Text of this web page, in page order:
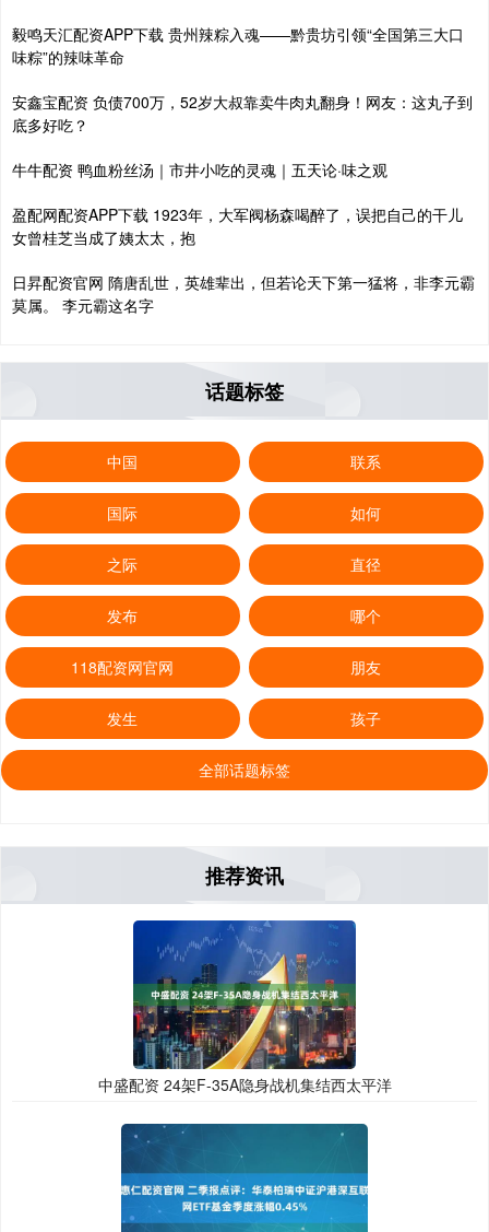
毅鸣天汇配资APP下载 贵州辣粽入魂——黔贵坊引领“全国第三大口
味粽”的辣味革命
安鑫宝配资 负债700万，52岁大叔靠卖牛肉丸翻身！网友：这丸子到
底多好吃？
牛牛配资 鸭血粉丝汤｜市井小吃的灵魂｜五天论·味之观
盈配网配资APP下载 1923年，大军阀杨森喝醉了，误把自己的干儿
女曾桂芝当成了姨太太，抱
日昇配资官网 隋唐乱世，英雄辈出，但若论天下第一猛将，非李元霸
莫属。 李元霸这名字
话题标签
中国 联系
国际 如何
之际 直径
发布 哪个
118配资网官网 朋友
发生 孩子
全部话题标签
推荐资讯
中盛配资 24架F-35A隐身战机集结西太平洋